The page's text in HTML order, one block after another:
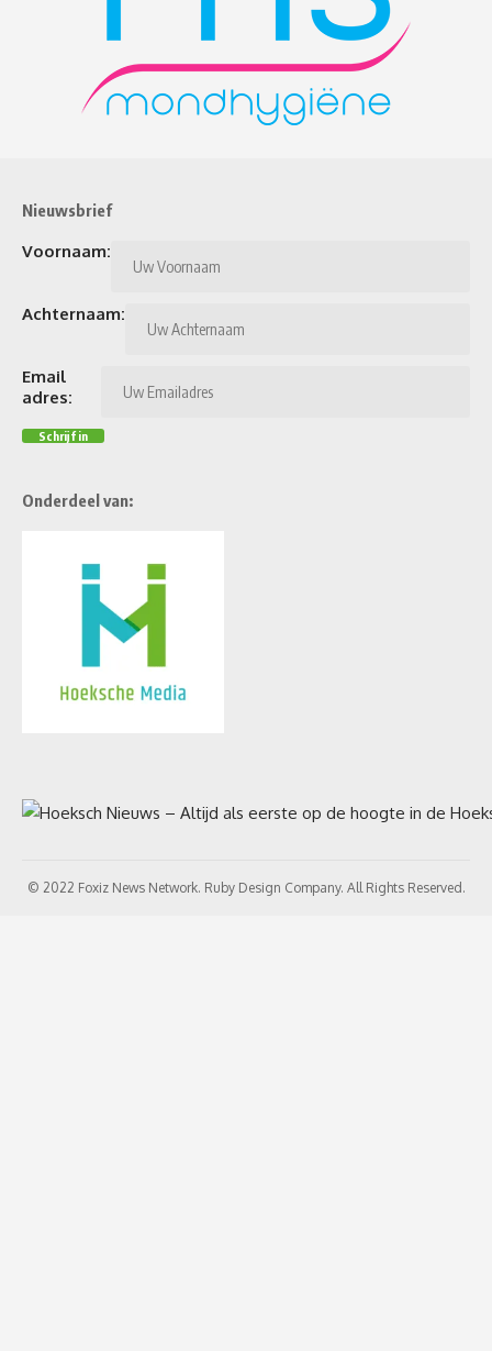
Nieuwsbrief
Voornaam:
Achternaam:
Email
adres:
Onderdeel van:
© 2022 Foxiz News Network. Ruby Design Company. All Rights Reserved.